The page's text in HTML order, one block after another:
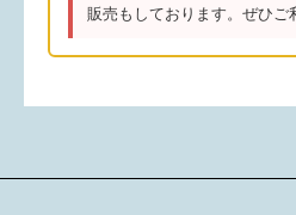
販売もしております。ぜひご